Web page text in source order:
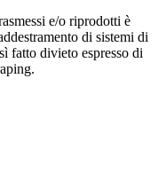
e/o riprodotti è
di sistemi di
fatto divieto espresso di